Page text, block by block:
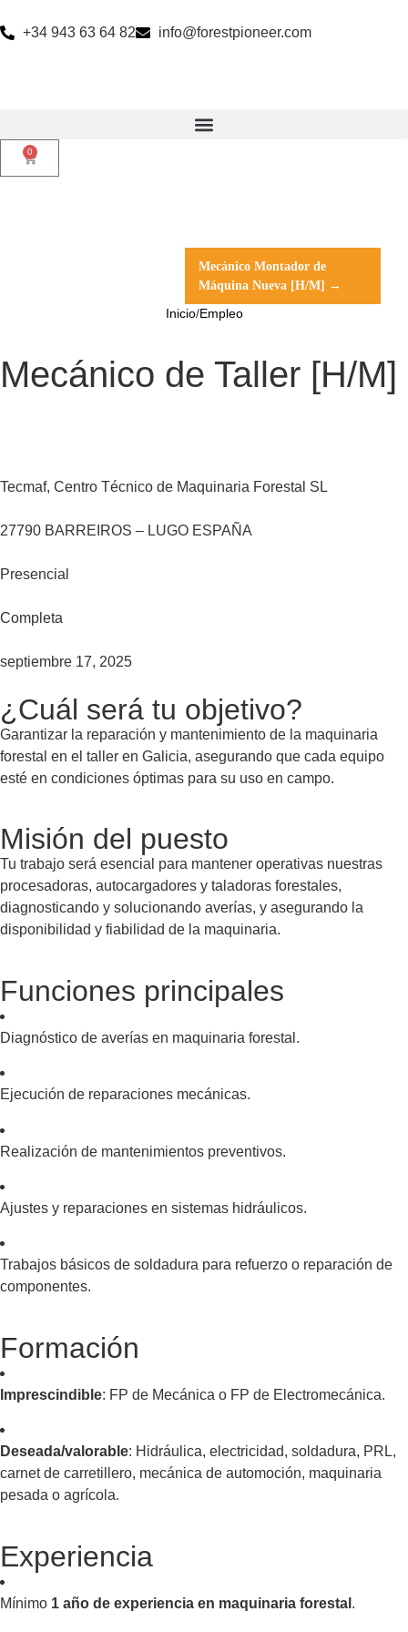
+34 943 63 64 82 info@forestpioneer.com
0
Mecánico Montador de
Máquina Nueva [H/M] →
Inicio/Empleo
Mecánico de Taller [H/M]
Tecmaf, Centro Técnico de Maquinaria Forestal SL
27790 BARREIROS – LUGO ESPAÑA
Presencial
Completa
septiembre 17, 2025
¿Cuál será tu objetivo?
Garantizar la reparación y mantenimiento de la maquinaria
forestal en el taller en Galicia, asegurando que cada equipo
esté en condiciones óptimas para su uso en campo.
Misión del puesto
Tu trabajo será esencial para mantener operativas nuestras
procesadoras, autocargadores y taladoras forestales,
diagnosticando y solucionando averías, y asegurando la
disponibilidad y fiabilidad de la maquinaria.
Funciones principales
Diagnóstico de averías en maquinaria forestal.
Ejecución de reparaciones mecánicas.
Realización de mantenimientos preventivos.
Ajustes y reparaciones en sistemas hidráulicos.
Trabajos básicos de soldadura para refuerzo o reparación de
componentes.
Formación
Imprescindible: FP de Mecánica o FP de Electromecánica.
Deseada/valorable: Hidráulica, electricidad, soldadura, PRL,
carnet de carretillero, mecánica de automoción, maquinaria
pesada o agrícola.
Experiencia
Mínimo 1 año de experiencia en maquinaria forestal .